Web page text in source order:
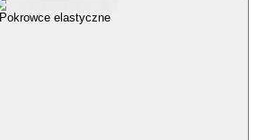
Pokrowce elastyczne